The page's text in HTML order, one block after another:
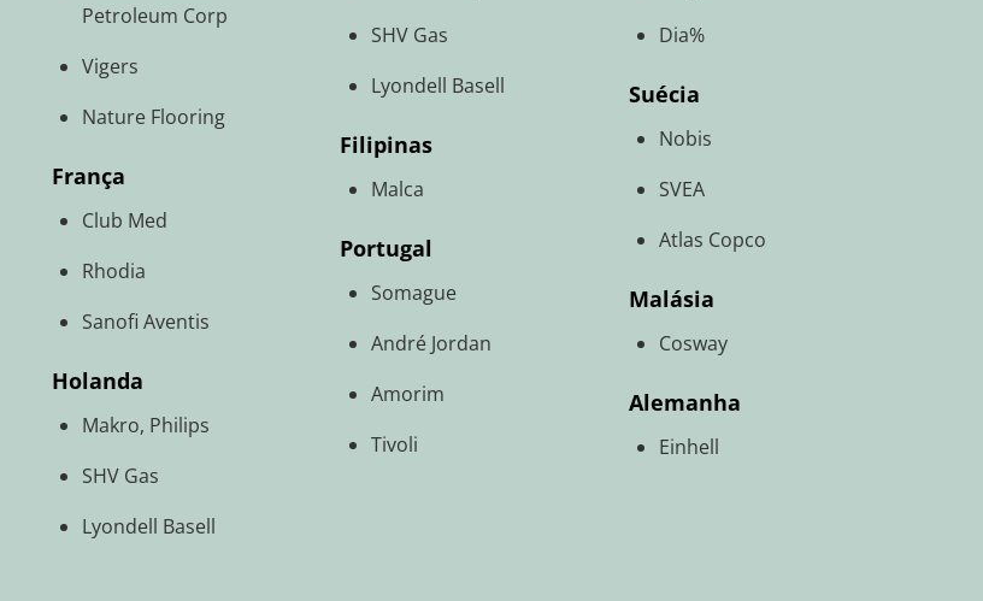
Petroleum Corp
Vigers
Nature Flooring
França
Club Med
Rhodia
Sanofi Aventis
Holanda
Makro, Philips
SHV Gas
Lyondell Basell
SHV Gas
Lyondell Basell
Filipinas
Malca
Portugal
Somague
André Jordan
Amorim
Tivoli
Dia%
Suécia
Nobis
SVEA
Atlas Copco
Malásia
Cosway
Alemanha
Einhell